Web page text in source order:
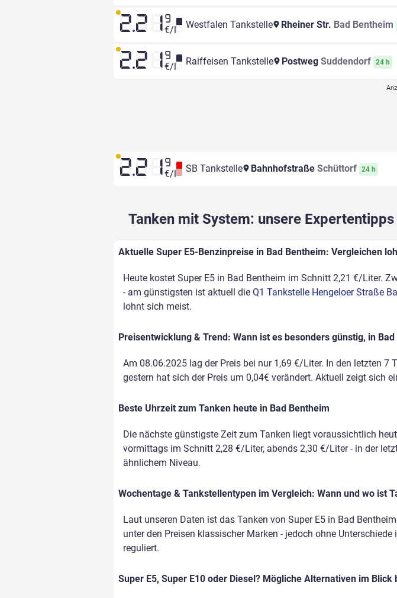
2.21 9
€/l Westfalen Tankstelle Rheiner Str. Bad Bentheim
2.21 9
€/l Raiffeisen Tankstelle Postweg Suddendorf 24 h
2.21 9
€/l SB Tankstelle Bahnhofstraße Schüttorf 24 h
Tanken mit System: unsere
Aktuelle Super E5-Benzinpreise in Bad Bentheim: Vergleichen
Heute kostet Super E5 in Bad Bentheim im Schnitt 2,21 €/Liter.
- am günstigsten ist aktuell die Q1 Tankstelle Hengeloer Straße
lohnt sich meist.
Preisentwicklung & Trend: Wann ist es besonders günstig, in
Am 08.06.2025 lag der Preis bei nur 1,69 €/Liter. In den letzten 7
gestern hat sich der Preis um 0,04€ verändert. Aktuell zeigt sich
Beste Uhrzeit zum Tanken heute in Bad Bentheim
Die nächste günstigste Zeit zum Tanken liegt voraussichtlich
vormittags im Schnitt 2,28 €/Liter, abends 2,30 €/Liter - in der
ähnlichem Niveau.
Wochentage & Tankstellentypen im Vergleich: Wann und wo ist
Laut unseren Daten ist das Tanken von Super E5 in Bad
unter den Preisen klassischer Marken - jedoch ohne
reguliert.
Super E5, Super E10 oder Diesel? Mögliche Alternativen im Blick